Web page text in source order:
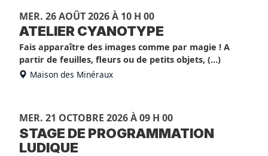
MER. 26 AOÛT 2026 À 10 H 00
ATELIER CYANOTYPE
Fais apparaître des images comme par magie ! A
partir de feuilles, fleurs ou de petits objets, (…)
Maison des Minéraux
MER. 21 OCTOBRE 2026 À 09 H 00
STAGE DE PROGRAMMATION
LUDIQUE